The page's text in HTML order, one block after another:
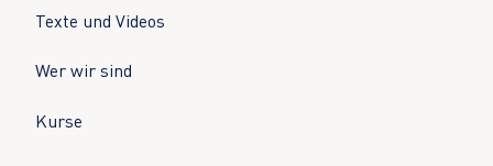
Texte und Videos
Wer wir sind
Kurse